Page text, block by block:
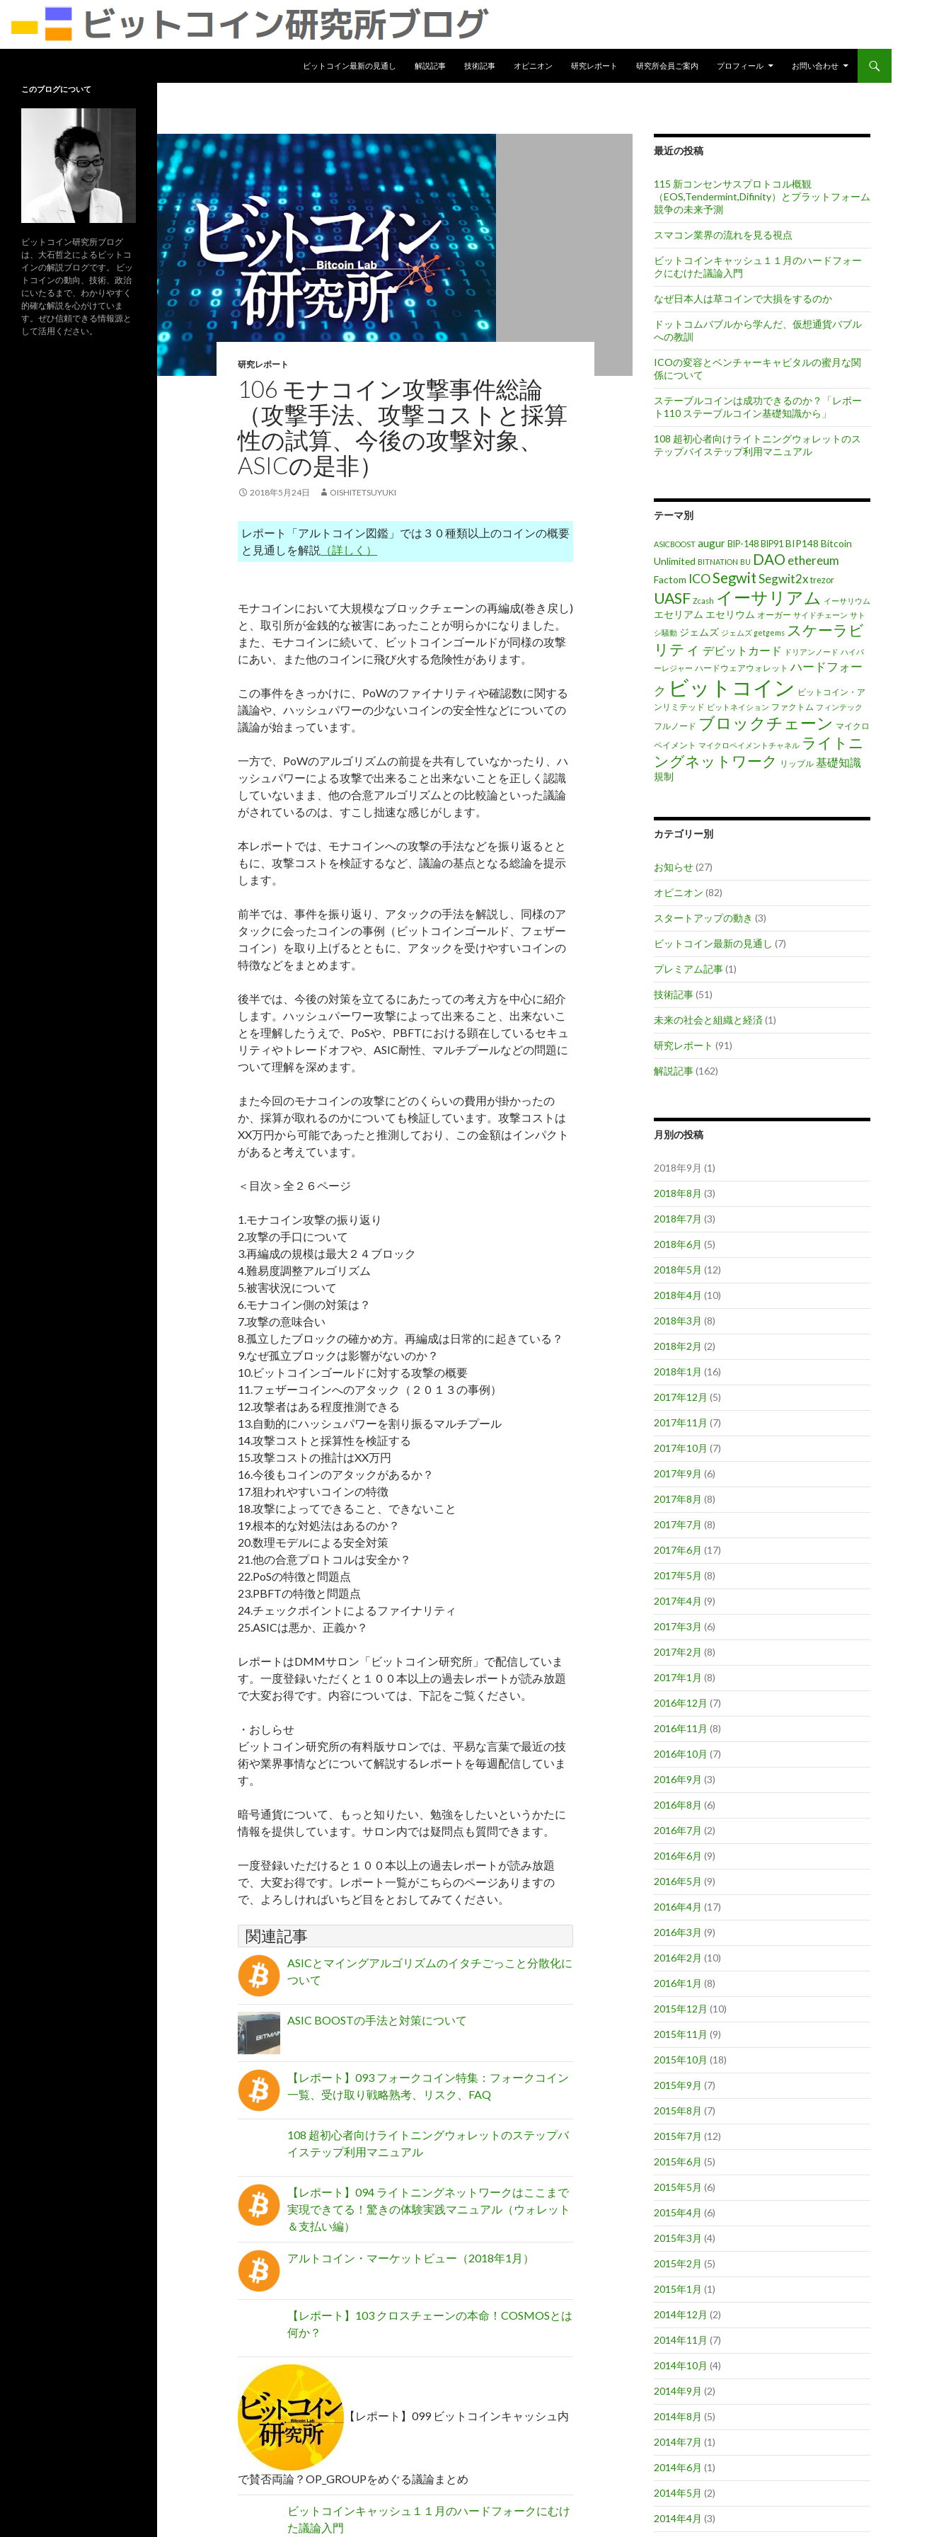
ビットコイン最新の見通し
解説記事 技術記事 オピニオン 研究レポート 研究所会員ご案内 プロフィール お問い合わせ
研究レポート
106 モナコイン攻撃事件総論
（攻撃手法、攻撃コストと採算
性の試算、今後の攻撃対象、
ASICの是非）
2018年5月24日 OISHITETSUYUKI
レポート「アルトコイン図鑑」では３０種類以上のコインの概要
と見通しを解説
（詳しく）
モナコインにおいて大規模なブロックチェーンの再編成(巻き戻し)
と、取引所が金銭的な被害にあったことが明らかになりました。
また、モナコインに続いて、ビットコインゴールドが同様の攻撃
にあい、また他のコインに飛び火する危険性があります。
この事件をきっかけに、PoWのファイナリティや確認数に関する
議論や、ハッシュパワーの少ないコインの安全性などについての
議論が始まっています。
一方で、PoWのアルゴリズムの前提を共有していなかったり、ハ
ッシュパワーによる攻撃で出来ること出来ないことを正しく認識
していないまま、他の合意アルゴリズムとの比較論といった議論
がされているのは、すこし拙速な感じがします。
本レポートでは、モナコインへの攻撃の手法などを振り返るとと
もに、攻撃コストを検証するなど、議論の基点となる総論を提示
します。
前半では、事件を振り返り、アタックの手法を解説し、同様のア
タックに会ったコインの事例（ビットコインゴールド、フェザー
コイン）を取り上げるとともに、アタックを受けやすいコインの
特徴などをまとめます。
後半では、今後の対策を立てるにあたっての考え方を中心に紹介
します。ハッシュパーワー攻撃によって出来ること、出来ないこ
とを理解したうえで、PoSや、PBFTにおける顕在しているセキュ
リティやトレードオフや、ASIC耐性、マルチプールなどの問題に
ついて理解を深めます。
また今回のモナコインの攻撃にどのくらいの費用が掛かったの
か、採算が取れるのかについても検証しています。攻撃コストは
XX万円から可能であったと推測しており、この金額はインパクト
があると考えています。
＜目次＞全２６ページ
1.モナコイン攻撃の振り返り
2.攻撃の手口について
3.再編成の規模は最大２４ブロック
4.難易度調整アルゴリズム
5.被害状況について
6.モナコイン側の対策は？
7.攻撃の意味合い
8.孤立したブロックの確かめ方。再編成は日常的に起きている？
9.なぜ孤立ブロックは影響がないのか？
10.ビットコインゴールドに対する攻撃の概要
11.フェザーコインへのアタック（２０１３の事例）
12.攻撃者はある程度推測できる
13.自動的にハッシュパワーを割り振るマルチプール
14.攻撃コストと採算性を検証する
15.攻撃コストの推計はXX万円
16.今後もコインのアタックがあるか？
17.狙われやすいコインの特徴
18.攻撃によってできること、できないこと
19.根本的な対処法はあるのか？
20.数理モデルによる安全対策
21.他の合意プロトコルは安全か？
22.PoSの特徴と問題点
23.PBFTの特徴と問題点
24.チェックポイントによるファイナリティ
25.ASICは悪か、正義か？
レポートはDMMサロン「ビットコイン研究所」で配信していま
す。一度登録いただくと１００本以上の過去レポートが読み放題
で大変お得です。内容については、下記をご覧ください。
・おしらせ
ビットコイン研究所の有料版サロンでは、平易な言葉で最近の技
術や業界事情などについて解説するレポートを毎週配信していま
す。
暗号通貨について、もっと知りたい、勉強をしたいというかたに
情報を提供しています。サロン内では疑問点も質問できます。
一度登録いただけると１００本以上の過去レポートが読み放題
で、大変お得です。レポート一覧がこちらのページありますの
で、よろしければいちど目をとおしてみてください。
関連記事
ASICとマイングアルゴリズムのイタチごっこと分散化に
ついて
ASIC BOOSTの手法と対策について
【レポート】093 フォークコイン特集：フォークコイン
一覧、受け取り戦略熟考、リスク、FAQ
108 超初心者向けライトニングウォレットのステップバ
イステップ利用マニュアル
【レポート】094 ライトニングネットワークはここまで
実現できてる！驚きの体験実践マニュアル（ウォレット
＆支払い編）
アルトコイン・マーケットビュー（2018年1月）
【レポート】103 クロスチェーンの本命！COSMOSとは
何か？
【レポート】099 ビットコインキャッシュ内
で賛否両論？OP_GROUPをめぐる議論まとめ
ビットコインキャッシュ１１月のハードフォークにむけ
た議論入門
最近の投稿
115 新コンセンサスプロトコル概観
（EOS,Tendermint,Difinity）とプラットフォーム
競争の未来予測
スマコン業界の流れを見る視点
ビットコインキャッシュ１１月のハードフォー
クにむけた議論入門
なぜ日本人は草コインで大損をするのか
ドットコムバブルから学んだ、仮想通貨バブル
への教訓
ICOの変容とベンチャーキャピタルの蜜月な関
係について
ステーブルコインは成功できるのか？「レポー
ト110 ステーブルコイン基礎知識から」
108 超初心者向けライトニングウォレットのス
テップバイステップ利用マニュアル
テーマ別
ASICBOOST augur BIP-148 BIP91 BIP148 Bitcoin
Unlimited BITNATION BU DAO ethereum
Factom ICOSegwitSegwit2x trezor
UASF Zcash イーサリアム イーサリウム
エセリアム エセリウム オーガー サイドチェーン サト
シ騒動 ジェムズ ジェムズ getgems スケーラビ
リティ デビットカード ドリアンノード ハイパ
ーレジャー ハードウェアウォレット ハードフォー
ク ビットコイン ビットコイン・ア
ンリミテッド ビットネイション ファクトム フィンテック
フルノード ブロックチェーン マイクロ
ペイメント マイクロペイメントチャネル ライトニ
ングネットワーク リップル 基礎知識
規制
カテゴリー別
お知らせ(27)
オピニオン (82)
スタートアップの動き (3)
ビットコイン最新の見通し (7)
プレミアム記事(1)
技術記事(51)
未来の社会と組織と経済(1)
研究レポート (91)
解説記事(162)
月別の投稿
2018年9月 (1)
2018年8月 (3)
2018年7月 (3)
2018年6月 (5)
2018年5月 (12)
2018年4月 (10)
2018年3月 (8)
2018年2月 (2)
2018年1月 (16)
2017年12月 (5)
2017年11月 (7)
2017年10月 (7)
2017年9月 (6)
2017年8月 (8)
2017年7月 (8)
2017年6月 (17)
2017年5月 (8)
2017年4月 (9)
2017年3月 (6)
2017年2月 (8)
2017年1月 (8)
2016年12月 (7)
2016年11月 (8)
2016年10月 (7)
2016年9月 (3)
2016年8月 (6)
2016年7月 (2)
2016年6月 (9)
2016年5月 (9)
2016年4月 (17)
2016年3月 (9)
2016年2月 (10)
2016年1月 (8)
2015年12月 (10)
2015年11月 (9)
2015年10月 (18)
2015年9月 (7)
2015年8月 (7)
2015年7月 (12)
2015年6月 (5)
2015年5月 (6)
2015年4月 (6)
2015年3月 (4)
2015年2月 (5)
2015年1月 (1)
2014年12月 (2)
2014年11月 (7)
2014年10月 (4)
2014年9月 (2)
2014年8月 (5)
2014年7月 (1)
2014年6月 (1)
2014年5月 (2)
2014年4月 (3)
ビットコイン及びブロックチェーン
このブログについて
ビットコイン研究所ブログ
は、大石哲之によるビットコ
インの解説ブログです。 ビッ
トコインの動向、技術、政治
にいたるまで、わかりやすく
的確な解説を心がけていま
す。ぜひ信頼できる情報源と
して活用ください。